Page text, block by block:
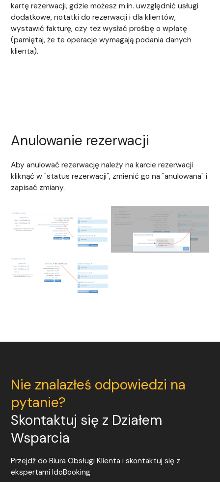
kartę rezerwacji, gdzie możesz m.in. uwzględnić usługi
dodatkowe, notatki do rezerwacji i dla klientów,
wystawić fakturę, czy też wysłać prośbę o wpłatę
(pamiętaj, że te operacje wymagają podania danych
klienta).
Anulowanie rezerwacji
Aby anulować rezerwację należy na karcie rezerwacji
kliknąć w "status rezerwacji", zmienić go na "anulowana" i
zapisać zmiany.
Nie znalazłeś odpowiedzi na
pytanie?
Skontaktuj się z Działem
Wsparcia
Przejdź do Biura Obsługi Klienta i skontaktuj się z
ekspertami IdoBooking